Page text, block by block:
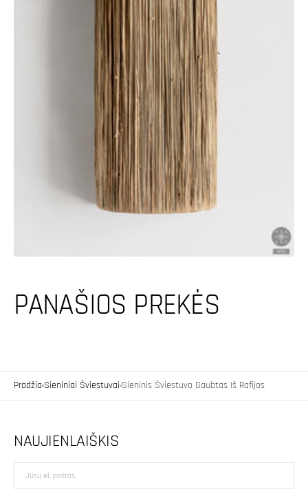
Atidaryti
pagrindinę
mediją
galerijos
rodinyje
PANAŠIOS PREKĖS
Pradžia Sieniniai Šviestuvai Sieninis Šviestuvo Gaubtas Iš Rafijos
NAUJIENLAIŠKIS
Jūsų
el.